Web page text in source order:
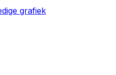
grafiek